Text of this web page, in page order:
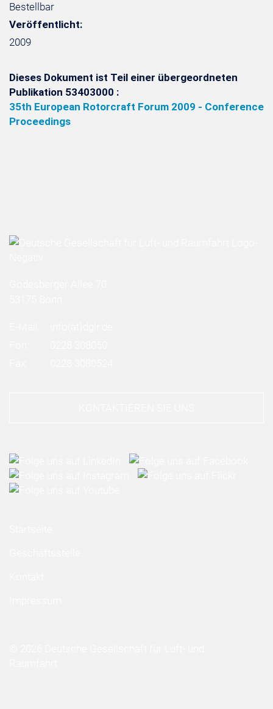
Bestellbar
Veröffentlicht:
2009
Dieses Dokument ist Teil einer übergeordneten
Publikation 53403000 :
35th European Rotorcraft Forum 2009 - Conference
Proceedings